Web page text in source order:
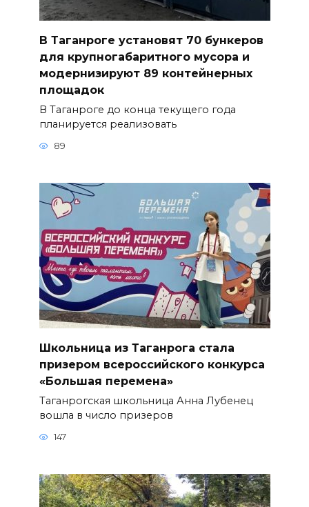
В Таганроге установят 70 бункеров
для крупногабаритного мусора и
модернизируют 89 контейнерных
площадок
В Таганроге до конца текущего года
планируется реализовать
89
Школьница из Таганрога стала
призером всероссийского конкурса
«Большая перемена»
Таганрогская школьница Анна Лубенец
вошла в число призеров
147